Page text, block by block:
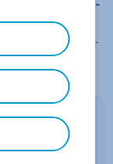
zur
der Tas­